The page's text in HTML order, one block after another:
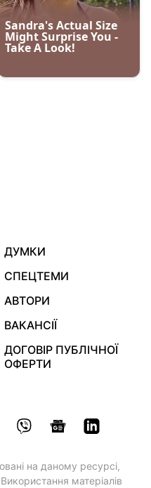
ДУМКИ
СПЕЦТЕМИ
АВТОРИ
ВАКАНСІЇ
ДОГОВІР ПУБЛІЧНОЇ
ОФЕРТИ
на даному ресурсі,
матеріалів